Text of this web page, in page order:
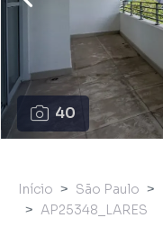
40
Início São Paulo
AP25348_LARES